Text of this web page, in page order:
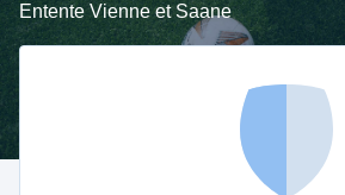
Entente Vienne et Saane